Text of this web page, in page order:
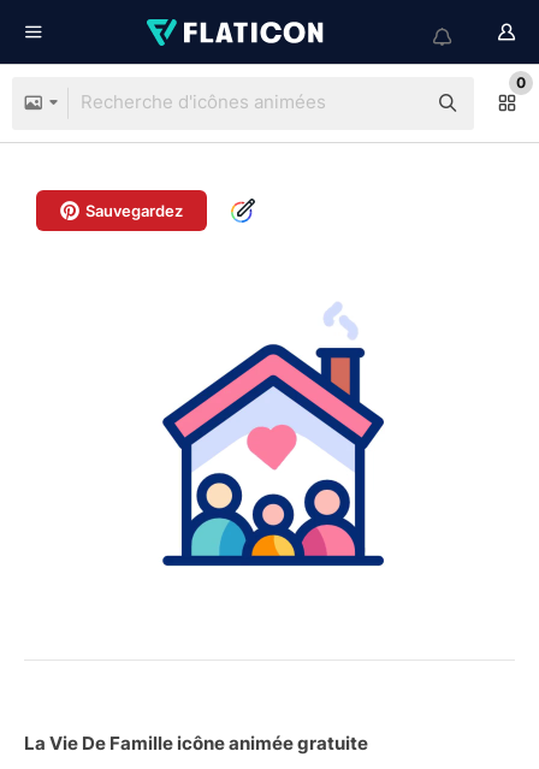
0
Sauvegardez
La Vie De Famille icône animée gratuite